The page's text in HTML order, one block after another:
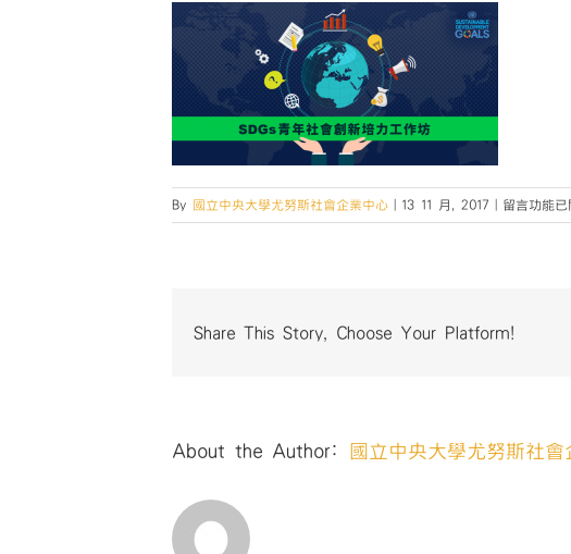
By 國立中央大學尤努斯社會企業中心 13 11 月, 2017
在
〈主
留言功能已
Share This Story, Choose Your Platform!
About the Author: 國立中央大學尤努斯社會